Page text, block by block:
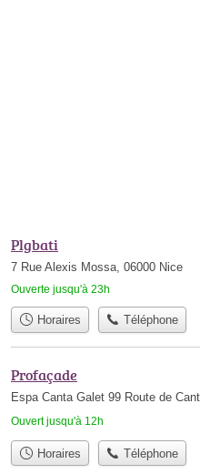
Plgbati
7 Rue Alexis Mossa, 06000 Nice
Ouverte jusqu'à 23h
Horaires Téléphone
Profaçade
Espa Canta Galet 99 Route de
Ouvert jusqu'à 12h
Horaires Téléphone